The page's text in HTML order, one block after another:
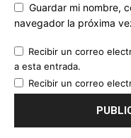
Guardar mi nombre,
navegador la próxima
Recibir un correo
a esta entrada.
Recibir un correo